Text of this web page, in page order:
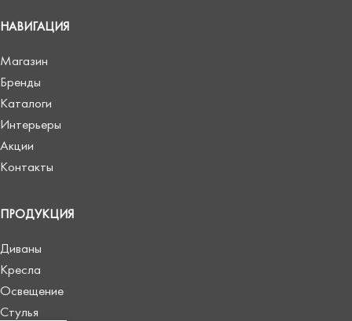
НАВИГАЦИЯ
Магазин
Бренды
Каталоги
Интерьеры
Акции
Контакты
ПРОДУКЦИЯ
Диваны
Кресла
Освещение
Стулья